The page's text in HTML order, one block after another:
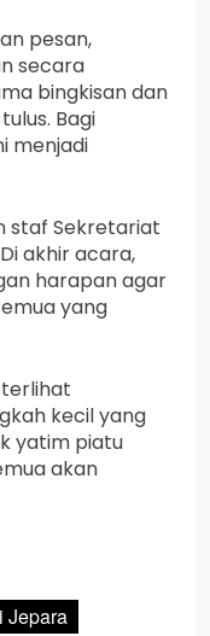
pesan,
secara
bingkisan dan
Bagi
menjadi
staf Sekretariat
akhir acara,
harapan agar
yang
terlihat
kecil yang
yatim piatu
akan
Jepara